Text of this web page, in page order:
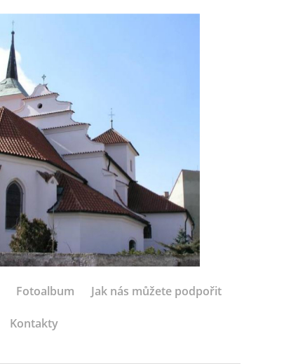
Fotoalbum Jak nás můžete podpořit
Kontakty